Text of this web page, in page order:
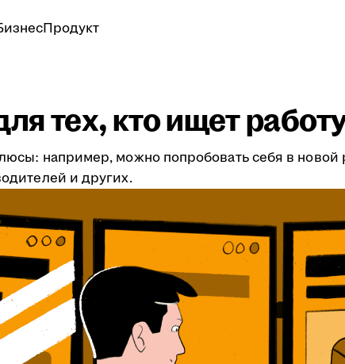
Продукт
тех, кто ищет
например, можно попробовать себя в
и других.